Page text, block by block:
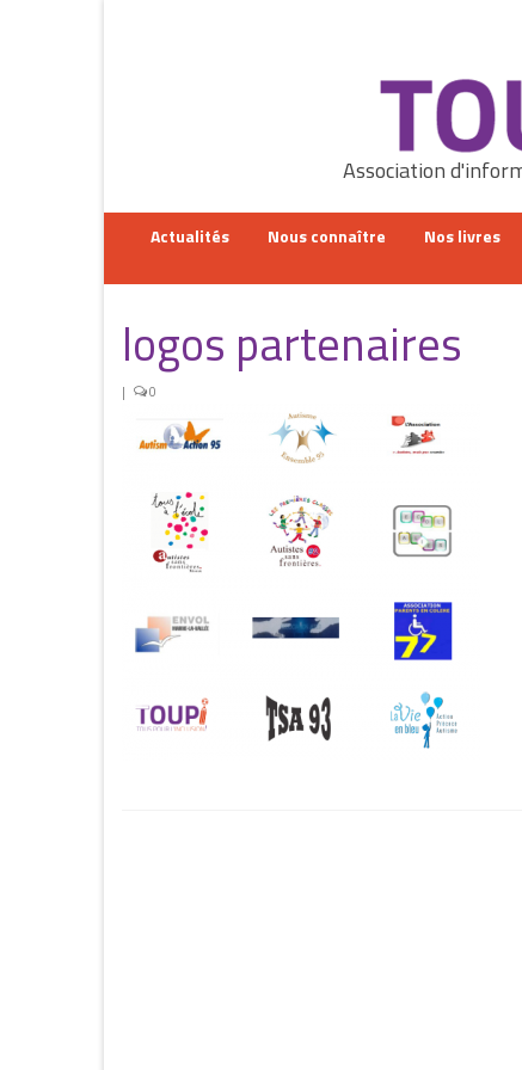
Association
Actualités Nous connaître Nos livres
logos partenaires
| 0